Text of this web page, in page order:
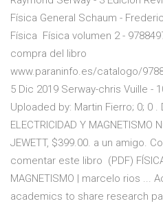
Física General Schaum -
Física Física volumen 2 -
compra del libro
www.paraninfo.es/catalogo/
5 Dic 2019 Serway-chris Vuille -
Uploaded by: Martin Fierro; 0; 0 .
ELECTRICIDAD Y MAGNETISMO
JEWETT, $399.00. a un amigo.
comentar este libro (PDF)
MAGNETISMO | marcelo rios ...
academics to share research